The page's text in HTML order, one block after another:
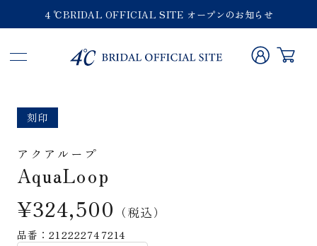
４℃BRIDAL OFFICIAL SITE オープンのお知らせ
刻印
アクアループ
AquaLoop
¥324,500 （税込）
品番：212222747214